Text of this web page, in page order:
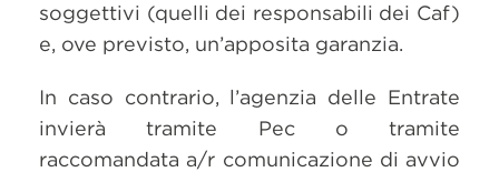
soggettivi (quelli dei responsabili dei Caf)
e, ove previsto, un’apposita garanzia.
In caso contrario, l’agenzia delle Entrate
invierà tramite Pec o tramite
raccomandata a/r comunicazione di avvio